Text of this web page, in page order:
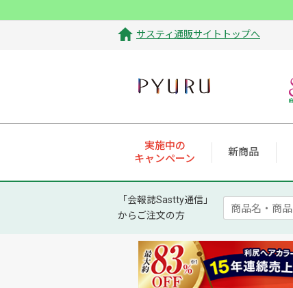
サスティ通販サイトトップへ
実施中の
キャンペーン
新商品
「会報誌Sastty通信」
からご注文の方